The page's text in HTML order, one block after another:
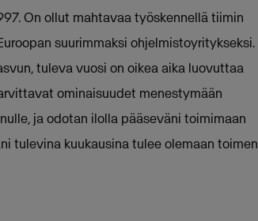
On ollut mahtavaa työskennellä tiimin
suurimmaksi ohjelmistoyritykseksi.
tuleva vuosi on oikea aika luovuttaa
ominaisuudet menestymään
ja odotan ilolla pääseväni toimimaan
tulevina kuukausina tulee olemaan toimen